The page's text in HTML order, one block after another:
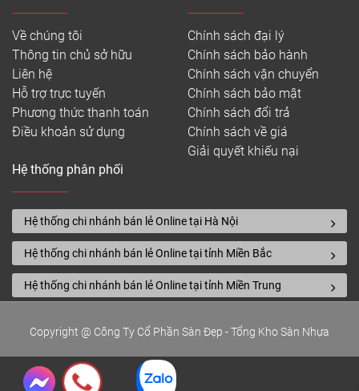
Về chúng tôi
Thông tin chủ sở hữu
Liên hệ
Hỗ trợ trực tuyến
Phương thức thanh toán
Điều khoản sử dụng
Chính sách đại lý
Chính sách bảo hành
Chính sách vận chuyển
Chính sách bảo mật
Chính sách đổi trả
Chính sách về giá
Giải quyết khiếu nại
Hệ thống phân phối
Hệ thống chi nhánh bán lẻ Online tại Hà Nội
Hệ thống chi nhánh bán lẻ Online tại tỉnh Miền Bắc
Hệ thống chi nhánh bán lẻ Online tại tỉnh Miền Trung
Copyright @ Công Ty Cổ Phần Sàn Đẹp - Tổng Kho Sàn Nhựa